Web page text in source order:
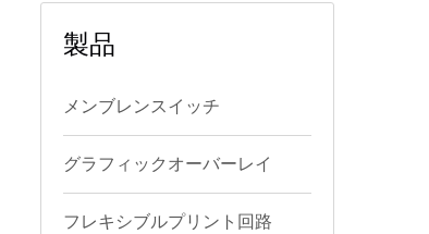
製品
メンブレンスイッチ
グラフィックオーバーレイ
フレキシブルプリント回路